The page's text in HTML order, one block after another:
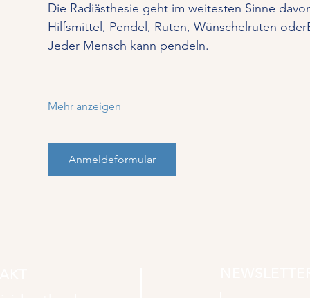
Die Radiästhesie geht im weitesten Sinne
Hilfsmittel, Pendel, Ruten, Wünschelruten
Jeder Mensch kann pendeln.
Mehr anzeigen
Anmeldeformular